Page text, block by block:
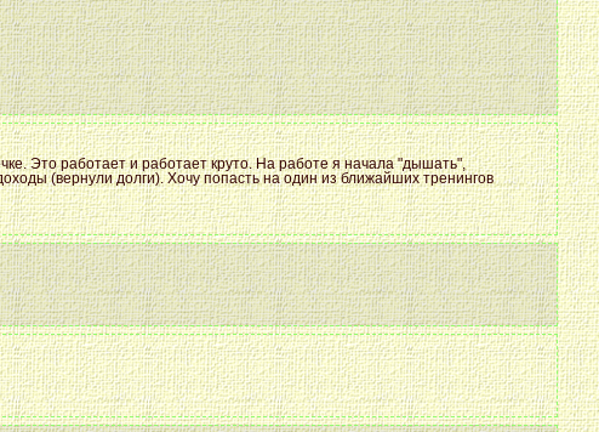
Это работает и работает круто. На работе я начала "дышать",
(вернули долги). Хочу попасть на один из ближайших тренингов